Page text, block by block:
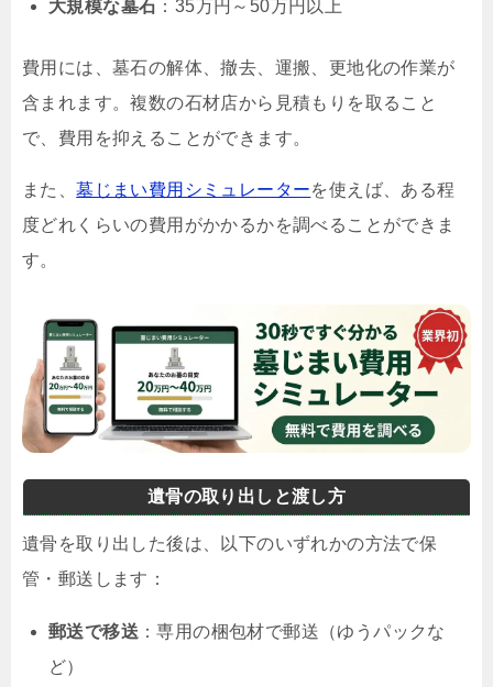
大規模な墓石 ：35万円～50万円以上
費用には、墓石の解体、撤去、運搬、更地化の作業が
含まれます。複数の石材店から見積もりを取ること
で、費用を抑えることができます。
また、墓じまい費用シミュレーターを使えば、ある程
度どれくらいの費用がかかるかを調べることができま
す。
遺骨の取り出しと渡し方
遺骨を取り出した後は、以下のいずれかの方法で保
管・郵送します：
郵送で移送 ：専用の梱包材で郵送（ゆうパックな
ど）